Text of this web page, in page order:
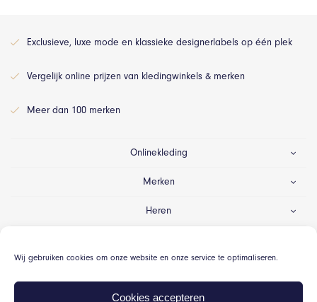
Wij gebruiken cookies om onze website en onze service te optimaliseren.
Cookies accepteren
Exclusieve, luxe mode en klassieke designerlabels op één plek
Vergelijk online prijzen van kledingwinkels & merken
Meer dan 100 merken
Onlinekleding
Merken
Heren